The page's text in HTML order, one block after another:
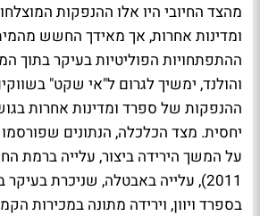
מהצד החיובי היו אלו ההנפקות
ומדינות אחרות, אך מאידך החשש
ההתפתחויות הפוליטיות בעיקר בתוך
והולנד, ימשיך לגרום ל"אי שקט"
ההנפקות של ספרד ומדינות אחרות
יחסית. מצד הכלכלה, הנתונים
על המשך הירידה ביצור, עלייה ברמת
2011), עלייה באבטלה, שניכרת
בספרד ויוון, וירידה מתונה במכירות